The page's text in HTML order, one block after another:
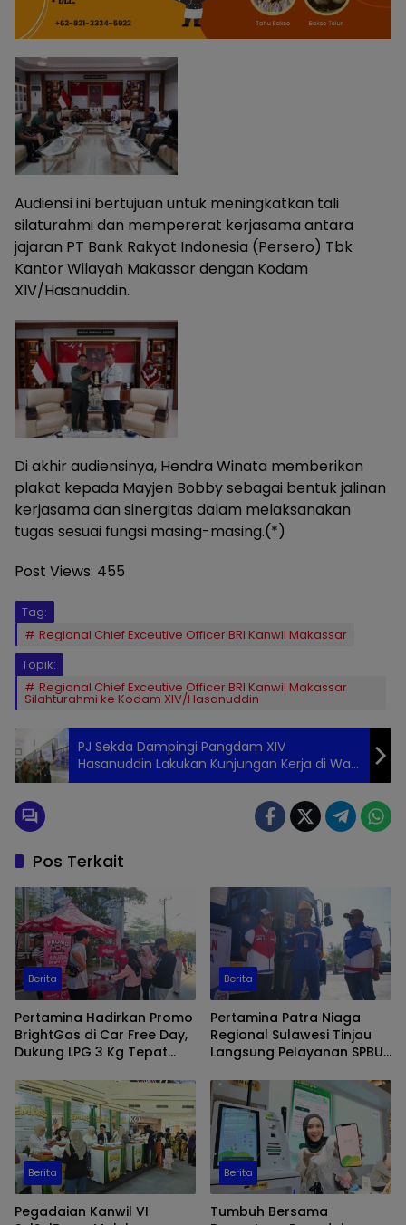
Audiensi ini bertujuan untuk meningkatkan tali
silaturahmi dan mempererat kerjasama antara
jajaran PT Bank Rakyat Indonesia (Persero) Tbk
Kantor Wilayah Makassar dengan Kodam
XIV/Hasanuddin.
Di akhir audiensinya, Hendra Winata memberikan
plakat kepada Mayjen Bobby sebagai bentuk jalinan
kerjasama dan sinergitas dalam melaksanakan
tugas sesuai fungsi masing-masing.(*)
Post Views: 455
Tag:
Regional Chief Exceutive Officer BRI Kanwil Makassar
Topik:
Regional Chief Exceutive Officer BRI Kanwil Makassar
Silahturahmi ke Kodam XIV/Hasanuddin
PJ Sekda Dampingi Pangdam XIV
Hasanuddin Lakukan Kunjungan Kerja di War
Room Kodim 1408/Makassar
Pos Terkait
Berita
Pertamina Hadirkan Promo
BrightGas di Car Free Day,
Dukung LPG 3 Kg Tepat
Berita
Pertamina Patra Niaga
Regional Sulawesi Tinjau
Langsung Pelayanan SPBU
Distribusi Biosolar Berjalan
Optimal
Berita
Pegadaian Kanwil VI
Berita
Tumbuh Bersama